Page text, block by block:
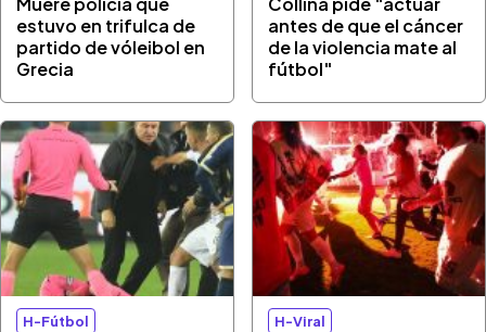
estuvo en trifulca de
partido de vóleibol en
Grecia
antes de que el cáncer
de la violencia mate al
fútbol"
H-Fútbol H-Viral